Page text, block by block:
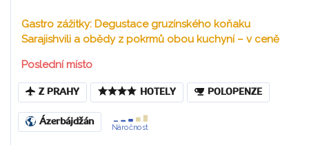
Gastro zážitky: Degustace gruzínského koňaku
Sarajishvili a obědy z pokrmů obou kuchyní – v ceně
Poslední místo
Z PRAHY HOTELY POLOPENZE
Ázerbájdžán
Náročnost